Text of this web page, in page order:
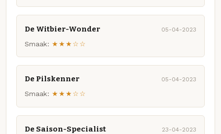
De Witbier-Wonder 05-04-2023
Smaak: ★★★☆☆
De Pilskenner 05-04-2023
Smaak: ★★★☆☆
De Saison-Specialist 23-04-2023